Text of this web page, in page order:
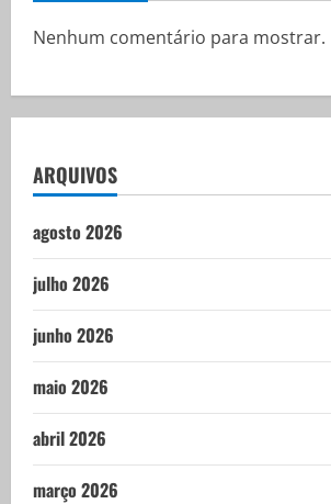
Nenhum comentário para mostrar.
ARQUIVOS
agosto 2026
julho 2026
junho 2026
maio 2026
abril 2026
março 2026